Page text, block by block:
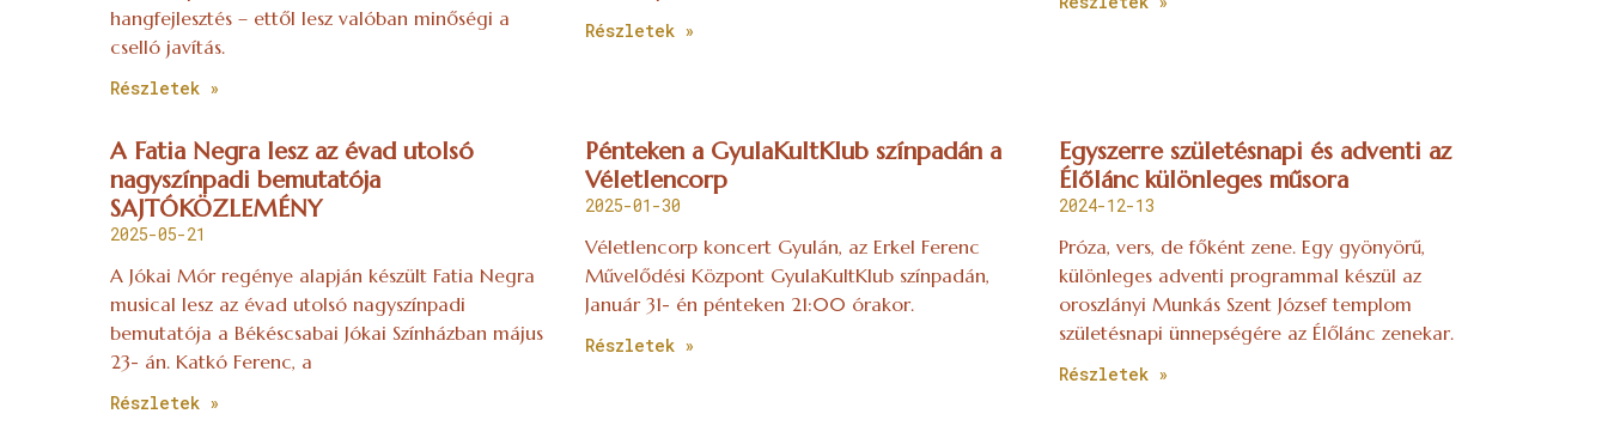
hangfejlesztés – ettől lesz valóban minőségi a
cselló javítás.
Részletek »
Részletek »
A Fatia Negra lesz az évad utolsó
nagyszínpadi bemutatója
SAJTÓKÖZLEMÉNY
2025-05-21
A Jókai Mór regénye alapján készült Fatia Negra
musical lesz az évad utolsó nagyszínpadi
bemutatója a Békéscsabai Jókai Színházban május
23- án. Katkó Ferenc, a
Részletek »
Pénteken a GyulaKultKlub színpadán a
Véletlencorp
2025-01-30
Véletlencorp koncert Gyulán, az Erkel Ferenc
Művelődési Központ GyulaKultKlub színpadán,
Január 31- én pénteken 21:00 órakor.
Részletek »
Egyszerre születésnapi és adventi az
Élőlánc különleges műsora
2024-12-13
Próza, vers, de főként zene. Egy gyönyörű,
különleges adventi programmal készül az
oroszlányi Munkás Szent József templom
születésnapi ünnepségére az Élőlánc zenekar.
Részletek »